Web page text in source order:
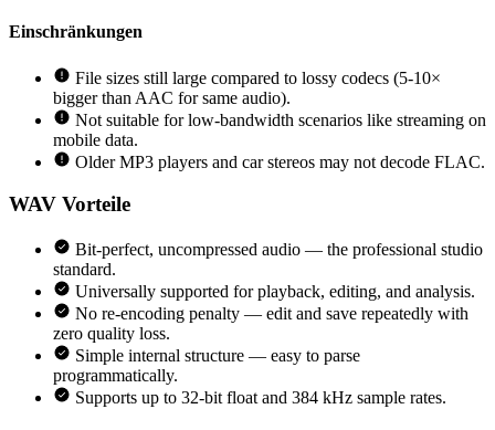
Einschränkungen
File sizes still large compared to lossy codecs (5-10×
bigger than AAC for same audio).
Not suitable for low-bandwidth scenarios like streaming on
mobile data.
Older MP3 players and car stereos may not decode FLAC.
WAV Vorteile
Bit-perfect, uncompressed audio — the professional studio
standard.
Universally supported for playback, editing, and analysis.
No re-encoding penalty — edit and save repeatedly with
zero quality loss.
Simple internal structure — easy to parse
programmatically.
Supports up to 32-bit float and 384 kHz sample rates.